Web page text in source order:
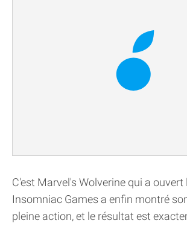
C'est Marvel's Wolverine qui a
Insomniac Games a enfin montré
pleine action, et le résultat est